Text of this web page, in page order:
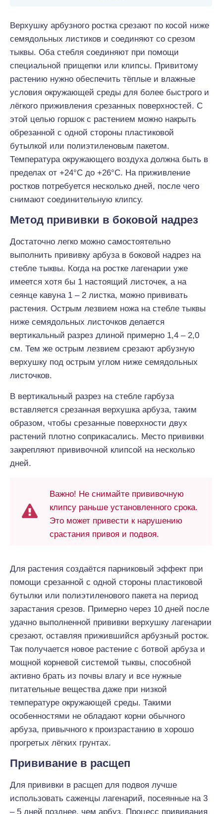
Верхушку арбузного ростка срезают по косой ниже
семядольных листиков и соединяют со срезом
тыквы. Оба стебля соединяют при помощи
специальной прищепки или клипсы. Привитому
растению нужно обеспечить тёплые и влажные
условия окружающей среды для более быстрого и
лёгкого приживления срезанных поверхностей. С
этой целью горшок с растением можно накрыть
обрезанной с одной стороны пластиковой
бутылкой или полиэтиленовым пакетом.
Температура окружающего воздуха должна быть в
пределах от +24°С до +26°С. На приживление
ростков потребуется несколько дней, после чего
снимают соединительную клипсу.
Метод прививки в боковой надрез
Достаточно легко можно самостоятельно
выполнить прививку арбуза в боковой надрез на
стебле тыквы. Когда на ростке лагенарии уже
имеется хотя бы 1 настоящий листочек, а на
сеянце кавуна 1 – 2 листка, можно прививать
растения. Острым лезвием ножа на стебле тыквы
ниже семядольных листочков делается
вертикальный разрез длиной примерно 1,4 – 2,0
см. Тем же острым лезвием срезают арбузную
верхушку под острым углом ниже семядольных
листочков.
В вертикальный разрез на стебле гарбуза
вставляется срезанная верхушка арбуза, таким
образом, чтобы срезанные поверхности двух
растений плотно соприкасались. Место прививки
закрепляют прививочной клипсой на несколько
дней.
Важно! Не снимайте прививочную
клипсу раньше установленного срока.
Это может привести к нарушению
срастания привоя и подвоя.
Для растения создаётся парниковый эффект при
помощи срезанной с одной стороны пластиковой
бутылки или полиэтиленового пакета на период
зарастания срезов. Примерно через 10 дней после
удачно выполненной прививки верхушку лагенарии
срезают, оставляя прижившийся арбузный росток.
Так получается новое растение с ботвой арбуза и
мощной корневой системой тыквы, способной
активно брать из почвы влагу и все нужные
питательные вещества даже при низкой
температуре окружающей среды. Такими
особенностями не обладают корни обычного
арбуза, привычного к произрастанию в хорошо
прогретых лёгких грунтах.
Прививание в расщеп
Для прививки в расщеп для подвоя лучше
использовать саженцы лагенарий, посеянные на 3
– 5 дней позднее, чем арбуз. Процесс прививания